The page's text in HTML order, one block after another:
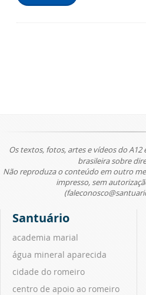
Os textos, fotos, artes e vídeos do
brasileira sobre
Não reproduza o conteúdo em outro
impresso, sem
Santuário
academia marial
água mineral aparecida
cidade do romeiro
centro de apoio ao romeiro